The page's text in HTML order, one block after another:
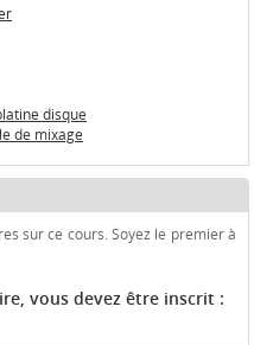
disque
de mixage
sur ce cours. Soyez le premier à
vous devez être inscrit :